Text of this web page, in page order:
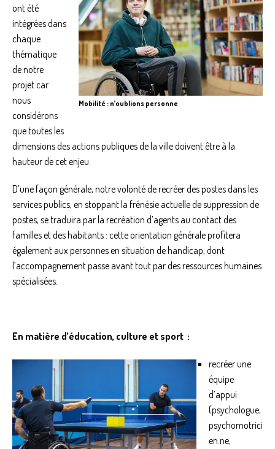
Mobilité : n’oublions personne
ont été
intégrées dans
chaque
thématique
de notre
projet car
nous
considérons
que toutes les
dimensions des actions publiques de la ville doivent être à la
hauteur de cet enjeu.
D’une façon générale, notre volonté de recréer des postes dans les
services publics, en stoppant la frénésie actuelle de suppression de
postes, se traduira par la recréation d’agents au contact des
familles et des habitants : cette orientation générale profitera
également aux personnes en situation de handicap, dont
l’accompagnement passe avant tout par des ressources humaines
spécialisées.
En matière d’éducation, culture et sport :
recréer une
équipe
d’appui
(psychologue,
psychomotrici
en.ne,